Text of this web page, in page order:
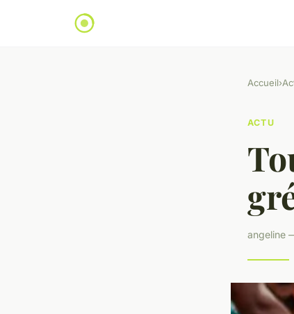
Accueil›
ACTU
angeline